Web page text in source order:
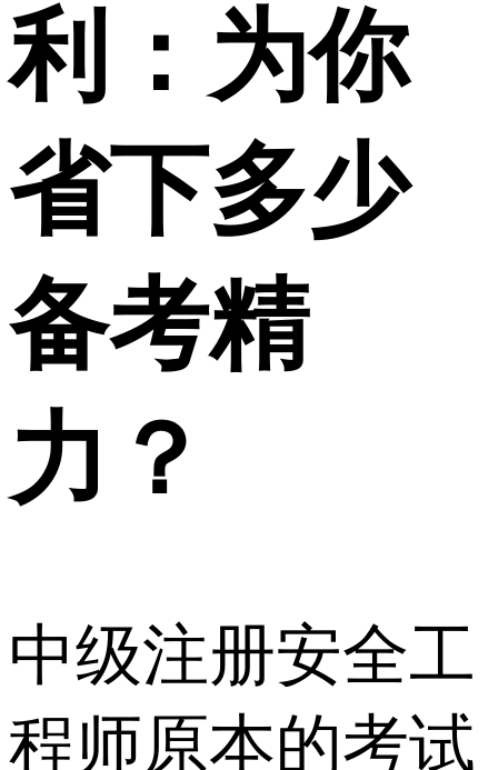
利：为你
省下多少
备考精
力？
中级注册安全工
程师原本的考试